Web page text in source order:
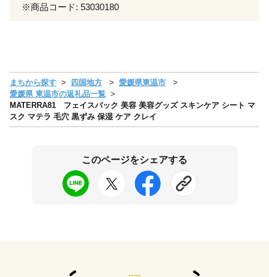
※商品コード: 53030180
まちから探す 四国地方
愛媛県東温市
愛媛県 東温市の返礼品一覧
MATERRA81 フェイスパック 美容 美容グッズ スキンケア シート マ
スク マテラ 毛穴 黒ずみ 保湿 ケア クレイ
このページをシェアする